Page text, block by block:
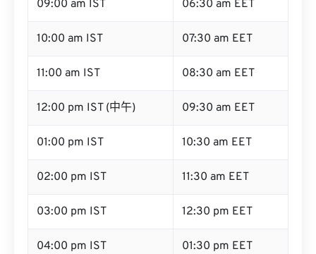
09:00 am IST 06:30 am EET
10:00 am IST 07:30 am EET
11:00 am IST 08:30 am EET
12:00 pm IST (中午) 09:30 am EET
01:00 pm IST 10:30 am EET
02:00 pm IST 11:30 am EET
03:00 pm IST 12:30 pm EET
04:00 pm IST 01:30 pm EET